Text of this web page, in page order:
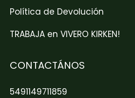
Política de Devolución
TRABAJA en VIVERO KIRKEN!
CONTACTÁNOS
5491149711859